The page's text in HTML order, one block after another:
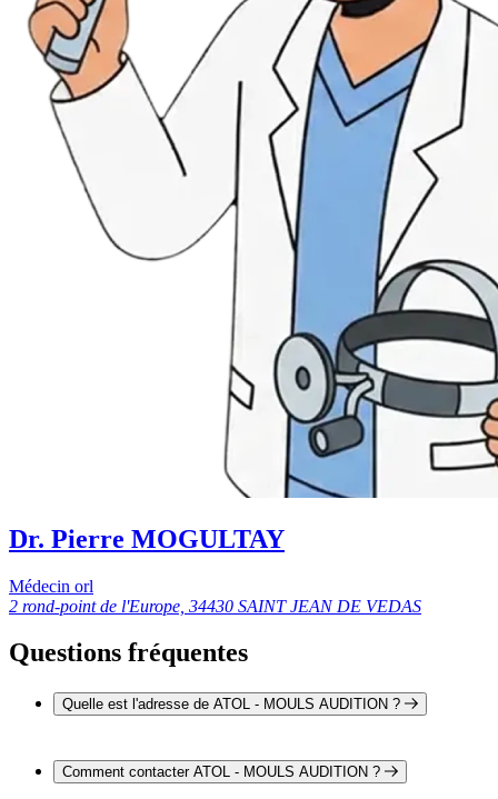
Dr. Pierre MOGULTAY
Médecin orl
2 rond-point de l'Europe, 34430 SAINT JEAN DE VEDAS
Questions fréquentes
Quelle est l'adresse de ATOL - MOULS AUDITION ?
Librilla, 34430 Saint Jean De Vedas
Comment contacter ATOL - MOULS AUDITION ?